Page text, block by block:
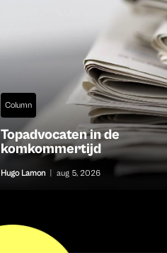
Column
Topadvocaten in de
komkommertijd
Hugo Lamon aug 5, 2026